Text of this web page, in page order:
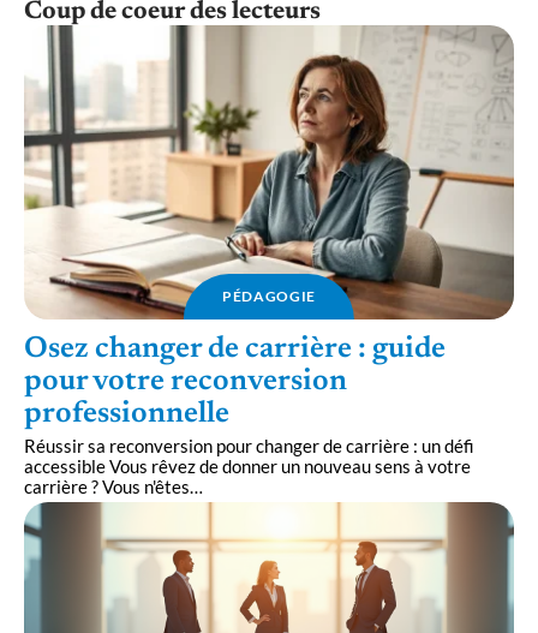
Coup de coeur des lecteurs
PÉDAGOGIE
Osez changer de carrière : guide
pour votre reconversion
professionnelle
Réussir sa reconversion pour changer de carrière : un défi
accessible Vous rêvez de donner un nouveau sens à votre
carrière ? Vous n'êtes…